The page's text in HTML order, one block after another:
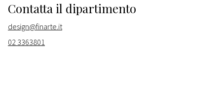
Contatta il dipartimento
design@finarte.it
02 3363801